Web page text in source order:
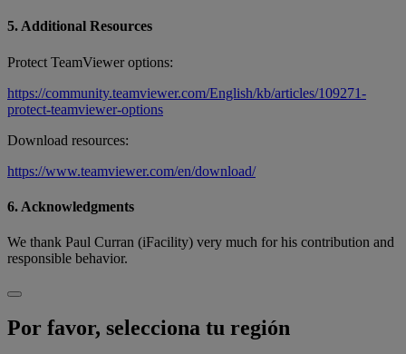
5. Additional Resources
Protect TeamViewer options:
https://community.teamviewer.com/English/kb/articles/109271-
protect-teamviewer-options
Download resources:
https://www.teamviewer.com/en/download/
6. Acknowledgments
We thank Paul Curran (iFacility) very much for his contribution and
responsible behavior.
Por favor, selecciona tu región